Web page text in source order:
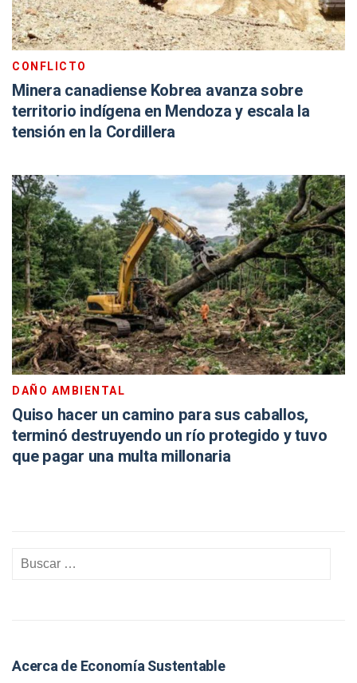
CONFLICTO
Minera canadiense Kobrea avanza sobre
territorio indígena en Mendoza y escala la
tensión en la Cordillera
DAÑO AMBIENTAL
Quiso hacer un camino para sus caballos,
terminó destruyendo un río protegido y tuvo
que pagar una multa millonaria
Acerca de Economía Sustentable